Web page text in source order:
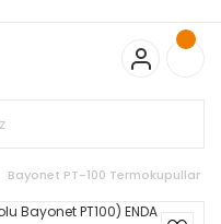
50 Adet Alımlarda
ve Üzeri EMKO Ürünleri
GEMO Ürünleri
Ürünlerinde 100 Adet
Bayonet PT-100 Termokupullar